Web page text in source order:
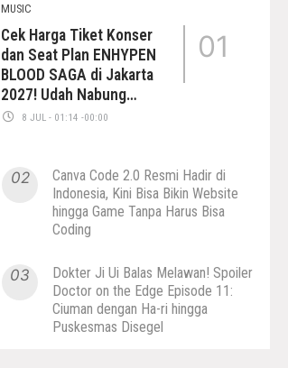
MUSIC
Cek Harga Tiket Konser
dan Seat Plan ENHYPEN
BLOOD SAGA di Jakarta
2027! Udah Nabung
Belum?8 JUL - 01:14 -00:00
01
02
Canva Code 2.0 Resmi Hadir di
Indonesia, Kini Bisa Bikin Website
hingga Game Tanpa Harus Bisa
Coding
03
Dokter Ji Ui Balas Melawan! Spoiler
Doctor on the Edge Episode 11:
Ciuman dengan Ha-ri hingga
Puskesmas Disegel